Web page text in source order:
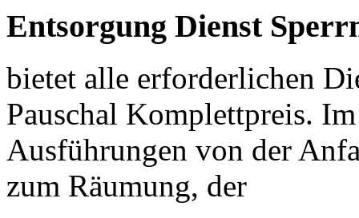
Entsorgung Dienst
bietet alle erforderlichen
Pauschal Komplettpreis.
Ausführungen von der
zum Räumung, der